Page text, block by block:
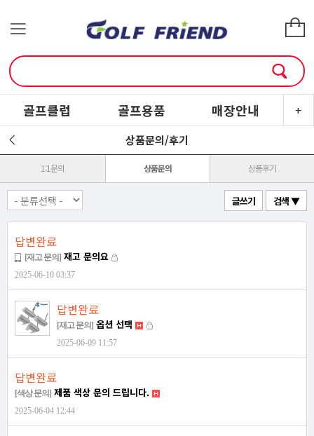
+
골프클럽 골프용품 매장안내 소
상품문의/후기
1:1문의 상품문의 상품후기
글쓰기 검색 ▼
답변완료
[재고 문의] 재고 문의요
2025-06-10 03:37
답변완료
[재고 문의] 옵션 선택
2025-06-09 11:57
답변완료
[색상 문의] 제품 색상 문의 드립니다.
2025-06-04 12:44